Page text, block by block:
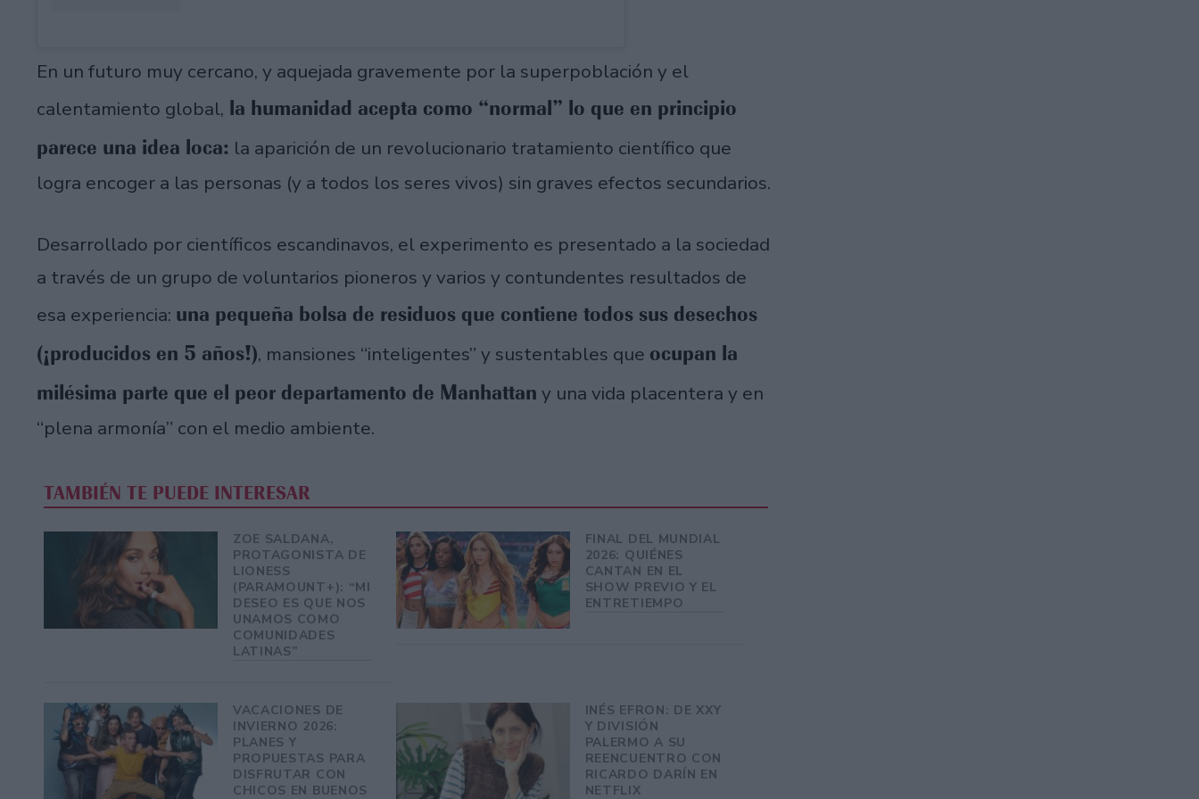
En un futuro muy cercano, y aquejada gravemente por la superpoblación y el
calentamiento global, la humanidad acepta como “normal” lo que en principio
parece una idea loca: la aparición de un revolucionario tratamiento científico que
logra encoger a las personas (y a todos los seres vivos) sin graves efectos secundarios.
Desarrollado por científicos escandinavos, el experimento es presentado a la sociedad
a través de un grupo de voluntarios pioneros y varios y contundentes resultados de
esa experiencia: una pequeña bolsa de residuos que contiene todos sus desechos
(¡producidos en 5 años!), mansiones “inteligentes” y sustentables que ocupan la
milésima parte que el peor departamento de Manhattan y una vida placentera y en
“plena armonía” con el medio ambiente.
TAMBIÉN TE PUEDE INTERESAR
ZOE SALDANA,
PROTAGONISTA DE
LIONESS
(PARAMOUNT+): “MI
DESEO ES QUE NOS
UNAMOS COMO
COMUNIDADES
LATINAS”
FINAL DEL MUNDIAL
2026: QUIÉNES
CANTAN EN EL
SHOW PREVIO Y EL
ENTRETIEMPO
VACACIONES DE
INVIERNO 2026:
PLANES Y
PROPUESTAS PARA
DISFRUTAR CON
CHICOS EN BUENOS
INÉS EFRON: DE XXY
Y DIVISIÓN
PALERMO A SU
REENCUENTRO CON
RICARDO DARÍN EN
NETFLIX